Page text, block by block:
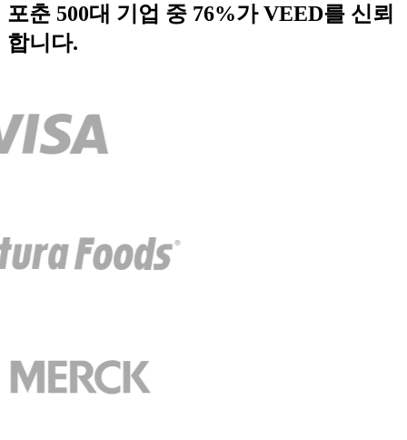
포춘 500대 기업 중 76%가 VEED를 신뢰
합니다.